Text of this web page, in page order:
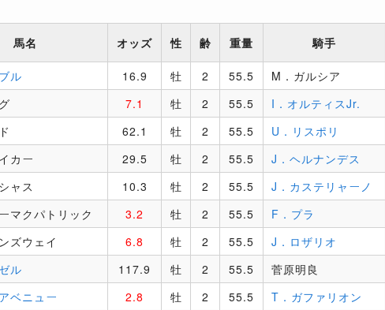
馬名 オッズ 性 齢 重量 騎手
ル 16.9 牡 2 55.5 M．ガルシア
7.1 牡 2 55.5 I．オルティスJr.
62.1 牡 2 55.5 U．リスポリ
カー 29.5 牡 2 55.5 J．ヘルナンデス
ャス 10.3 牡 2 55.5 J．カステリャーノ
マクパトリック 3.2 牡 2 55.5 F．プラ
ズウェイ 6.8 牡 2 55.5 J．ロザリオ
ル 117.9 牡 2 55.5 菅原明良
ベニュー 2.8 牡 2 55.5 T．ガファリオン